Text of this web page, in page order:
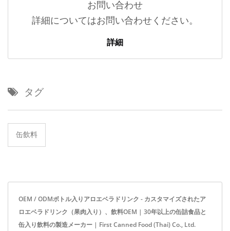
お問い合わせ
詳細についてはお問い合わせください。
詳細
タグ
缶飲料
OEM / ODMボトル入りアロエベラドリンク - カスタマイズされたア
ロエベラドリンク（果肉入り）、飲料OEM | 30年以上の缶詰食品と
缶入り飲料の製造メーカー | First Canned Food (Thai) Co., Ltd.